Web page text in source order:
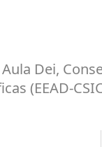
Dei,
(EEAD-